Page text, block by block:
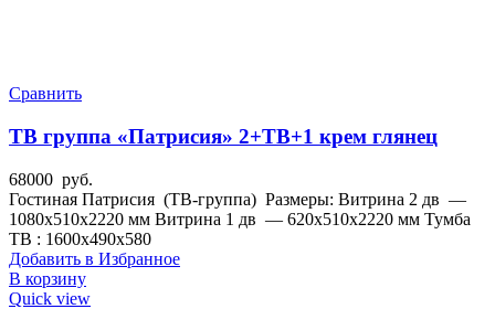
Сравнить
ТВ группа «Патрисия» 2+ТВ+1 крем глянец
68000 руб.
Гостиная Патрисия (ТВ-группа) Размеры: Витрина 2 дв —
1080х510х2220 мм Витрина 1 дв — 620х510х2220 мм Тумба
ТВ : 1600х490х580
Добавить в Избранное
В корзину
Quick view